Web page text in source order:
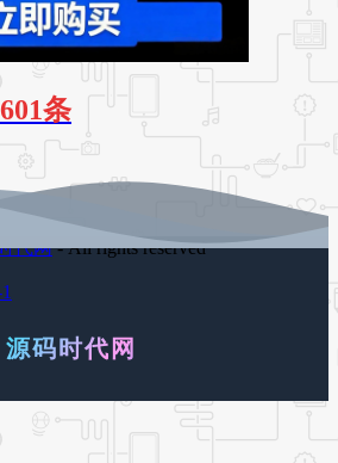
条
代网- All rights reserved
源码时代网